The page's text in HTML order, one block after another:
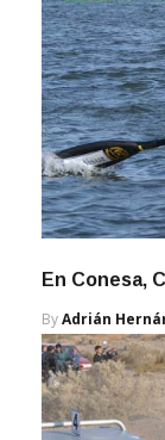
En Conesa,
ByAdrián